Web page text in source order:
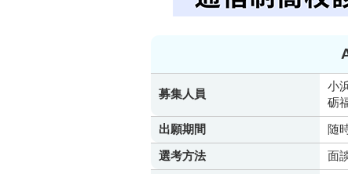
募集人員
小
砺
出願期間
随
選考方法
面